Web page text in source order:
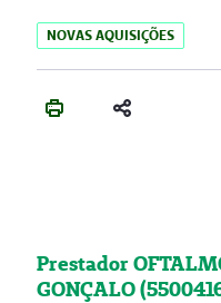
NOVAS AQUISIÇÕES
Prestador
GONÇALO